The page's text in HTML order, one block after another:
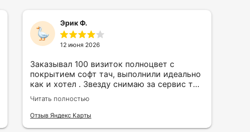
Эрик Ф.
12 июня 2026
Заказывал 100 визиток полноцвет с
покрытием софт тач, выполнили идеально
как и хотел . Звезду снимаю за сервис так
как в первый день приехал за 30 мин до
закрытия а на месте никого не было.
Читать полностью
Отзыв Яндекс Карты